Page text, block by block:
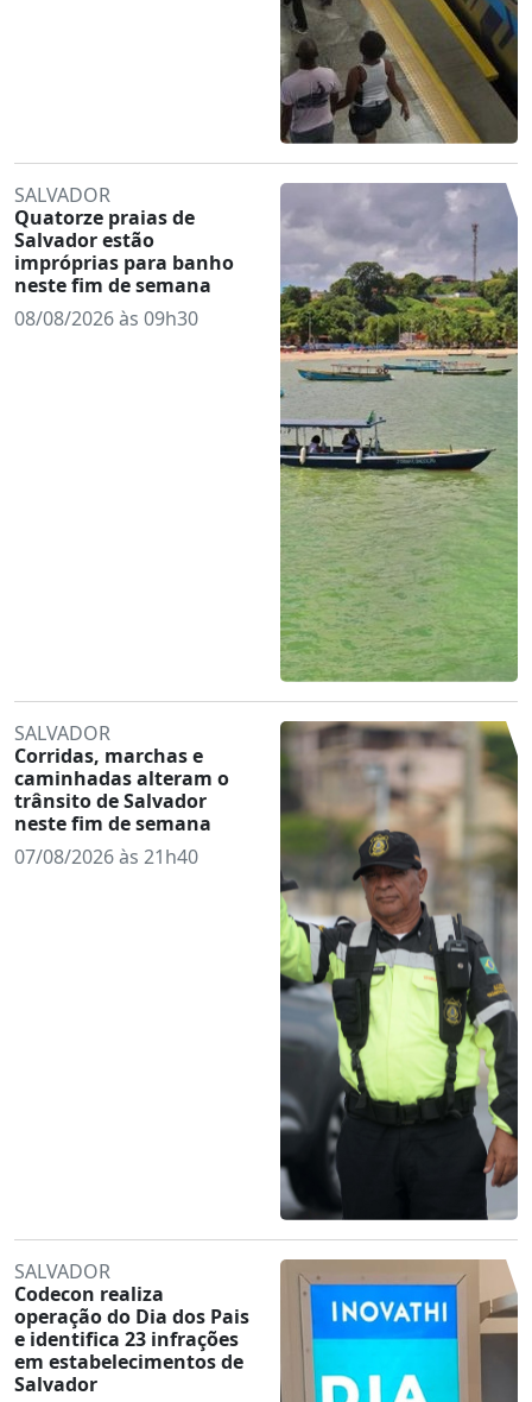
SALVADOR
Quatorze praias de
Salvador estão
impróprias para banho
neste fim de semana
08/08/2026 às 09h30
SALVADOR
Corridas, marchas e
caminhadas alteram o
trânsito de Salvador
neste fim de semana
07/08/2026 às 21h40
SALVADOR
Codecon realiza
operação do Dia dos Pais
e identifica 23 infrações
em estabelecimentos de
Salvador